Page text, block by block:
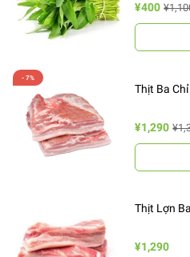
¥400
Thịt Ba
¥1,290
Thịt Lợn
¥1,290